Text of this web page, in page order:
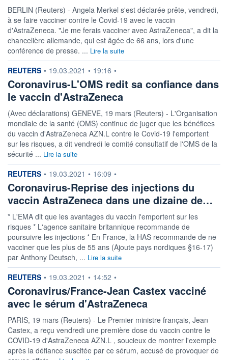
BERLIN (Reuters) - Angela Merkel s'est déclarée prête, vendredi,
à se faire vacciner contre le Covid-19 avec le vaccin
d'AstraZeneca. "Je me ferais vacciner avec AstraZeneca", a dit la
chancelière allemande, qui est âgée de 66 ans, lors d'une
conférence de presse. ... Lire la suite
information fournie par
REUTERS • 19.03.2021 • 19:16 •
Coronavirus-L'OMS redit sa confiance dans
le vaccin d'AstraZeneca
(Avec déclarations) GENEVE, 19 mars (Reuters) - L'Organisation
mondiale de la santé (OMS) continue de juger que les bénéfices
du vaccin d'AstraZeneca AZN.L contre le Covid-19 l'emportent
sur les risques, a dit vendredi le comité consultatif de l'OMS de la
sécurité ... Lire la suite
information fournie par
REUTERS • 19.03.2021 • 16:09 •
Coronavirus-Reprise des injections du
vaccin AstraZeneca dans une dizaine de…
* L'EMA dit que les avantages du vaccin l'emportent sur les
risques * L'agence sanitaire britannique recommande de
poursuivre les injections * En France, la HAS recommande de ne
vacciner que les plus de 55 ans (Ajoute pays nordiques §16-17)
par Anthony Deutsch, ... Lire la suite
information fournie par
REUTERS • 19.03.2021 • 14:52 •
Coronavirus/France-Jean Castex vacciné
avec le sérum d'AstraZeneca
PARIS, 19 mars (Reuters) - Le Premier ministre français, Jean
Castex, a reçu vendredi une première dose du vaccin contre le
COVID-19 d'AstraZeneca AZN.L , soucieux de montrer l'exemple
après la défiance suscitée par ce sérum, accusé de provoquer de